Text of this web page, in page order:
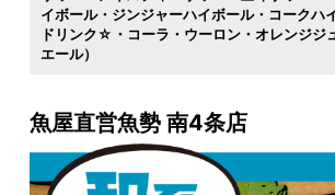
イボール・ジンジャーハイボール・コークハ
ドリンク☆・コーラ・ウーロン・オレンジジ
エール）
魚屋直営魚勢 南4条店